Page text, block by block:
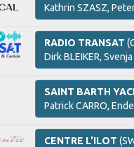
Kathrin SZASZ,
RADIO TRANSAT
DirkBLEIKER, Svenja
SAINT BARTH
PatrickCARRO,
CENTRE L'ILOT